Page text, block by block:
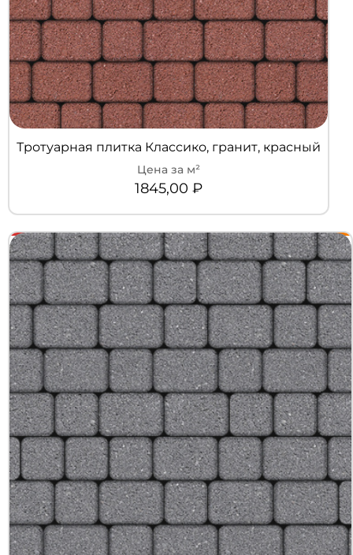
+7 (3452) 600-302
Телефон
zakaz@kedr.agency
E-mail
Тротуарная плитка Классико, гранит, красный
1845,00 ₽